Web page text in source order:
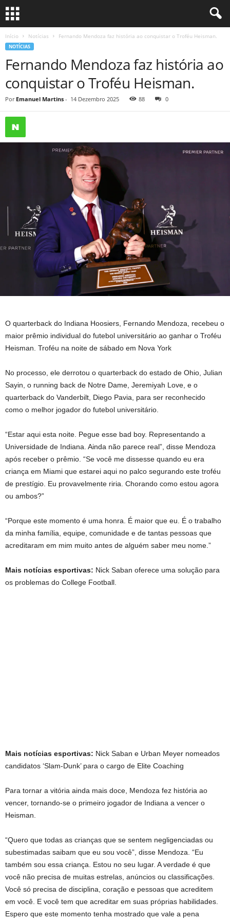
Início Notícias Fernando Mendoza faz história ao conquistar o Troféu Heisman.
NOTÍCIAS
Fernando Mendoza faz história ao
conquistar o Troféu Heisman.
Por Emanuel Martins - 14 Dezembro 2025 88 0
O quarterback do Indiana Hoosiers, Fernando Mendoza, recebeu o
maior prêmio individual do futebol universitário ao ganhar o Troféu
Heisman. Troféu na noite de sábado em Nova York
No processo, ele derrotou o quarterback do estado de Ohio, Julian
Sayin, o running back de Notre Dame, Jeremiyah Love, e o
quarterback do Vanderbilt, Diego Pavia, para ser reconhecido
como o melhor jogador do futebol universitário.
“Estar aqui esta noite. Pegue esse bad boy. Representando a
Universidade de Indiana. Ainda não parece real”, disse Mendoza
após receber o prêmio. “Se você me dissesse quando eu era
criança em Miami que estarei aqui no palco segurando este troféu
de prestígio. Eu provavelmente riria. Chorando como estou agora
ou ambos?”
“Porque este momento é uma honra. É maior que eu. É o trabalho
da minha família, equipe, comunidade e de tantas pessoas que
acreditaram em mim muito antes de alguém saber meu nome.”
Mais notícias esportivas: Nick Saban oferece uma solução para
os problemas do College Football.
Mais notícias esportivas: Nick Saban e Urban Meyer nomeados
candidatos ‘Slam-Dunk’ para o cargo de Elite Coaching
Para tornar a vitória ainda mais doce, Mendoza fez história ao
vencer, tornando-se o primeiro jogador de Indiana a vencer o
Heisman.
“Quero que todas as crianças que se sentem negligenciadas ou
subestimadas saibam que eu sou você”, disse Mendoza. “Eu
também sou essa criança. Estou no seu lugar. A verdade é que
você não precisa de muitas estrelas, anúncios ou classificações.
Você só precisa de disciplina, coração e pessoas que acreditem
em você. E você tem que acreditar em suas próprias habilidades.
Espero que este momento tenha mostrado que vale a pena